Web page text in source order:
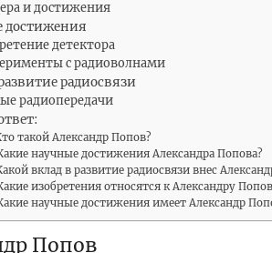
и достижения
достижения
детектора
с радиоволнами
радиосвязи
радиопередачи
такой Александр Попов?
научные достижения Александра Попова?
вклад в развитие радиосвязи внес
изобретения относятся к Александру
научные достижения имеет Александр
Попов